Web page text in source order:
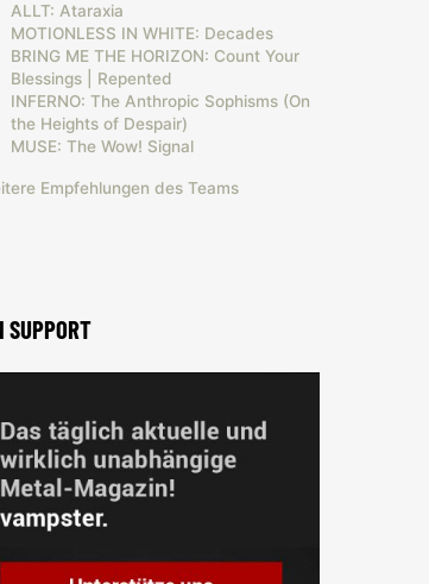
ALLT: Ataraxia
MOTIONLESS IN WHITE: Decades
BRING ME THE HORIZON: Count Your
Blessings | Repented
INFERNO: The Anthropic Sophisms (On
the Heights of Despair)
MUSE: The Wow! Signal
Empfehlungen des Teams
SUPPORT